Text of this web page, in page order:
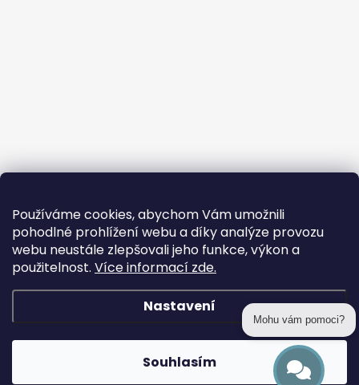
Používáme cookies, abychom Vám umožnili
pohodlné prohlížení webu a díky analýze provozu
webu neustále zlepšovali jeho funkce, výkon a
použitelnost. Více informací zde.
Nastavení
Souhlasím
Copyright 2026prohackovani.cz. Všechna práva vyhrazena.
Mohu vám pomoci?